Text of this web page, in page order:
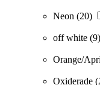
Neon (20)
off white (9)
Orange/
Oxiderade